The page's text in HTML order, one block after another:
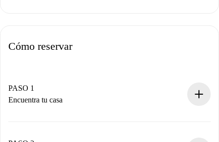
Cómo reservar
PASO 1
Encuentra tu casa